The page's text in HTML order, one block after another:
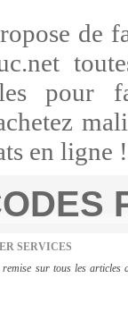
de
pour
en ligne !
SERVICES
sur tous les articles